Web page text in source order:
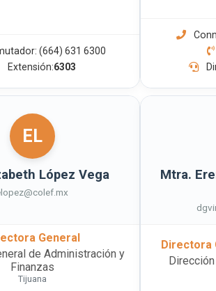
(664) 631 6300
Extensión:6303
EL
López Vega
General
de Administración y
Finanzas
Tijuana
Mtra.
Directora